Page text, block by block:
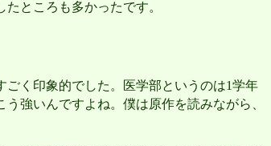
ところも多かったです。
く印象的でした。医学部というのは1学年
強いんですよね。僕は原作を読みながら、